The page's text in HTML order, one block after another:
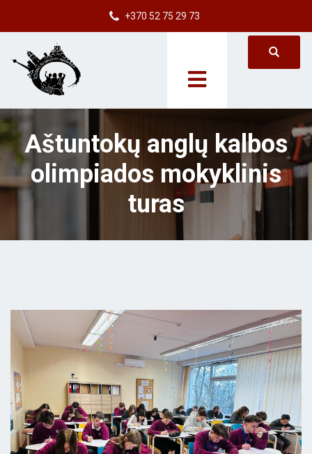
+370 52 75 29 73
Aštuntokų anglų kalbos
olimpiados mokyklinis
turas